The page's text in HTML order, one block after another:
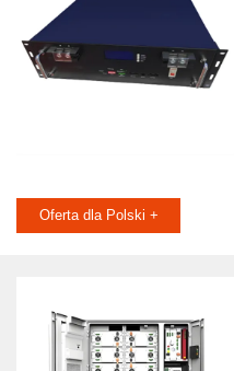
Oferta dla Polski +